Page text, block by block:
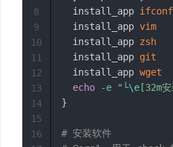
  install_app
  install_app
vim
  install_app
zsh
  install_app
git
  install_app
wget
echo
-e "└\e [32m
}
# 安装软件
8
9
10
11
12
13
14
15
16